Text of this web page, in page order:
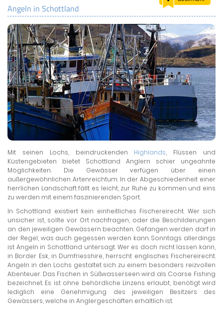
LERNCENTER
ENGLISCH
ENGLAND ZUHAUSE
BRITISH SHOP
Angeln in Schottland
Mit seinen Lochs, beindruckenden Highlands, Flüssen und
Küstengebieten bietet Schottland Anglern schier ungeahnte
Möglichkeiten. Die Gewässer verfügen über einen
außergewöhnlichen Artenreichtum. In der Abgeschiedenheit einer
herrlichen Landschaft fällt es leicht, zur Ruhe zu kommen und eins
zu werden mit einem faszinierenden Sport.
In Schottland existiert kein einheitliches Fischereirecht. Wer sich
unsicher ist, sollte vor Ort nachfragen, oder die Beschilderungen
an den jeweiligen Gewässern beachten. Gefangen werden darf in
der Regel, was auch gegessen werden kann. Sonntags allerdings
ist Angeln in Schottland untersagt. Wer es doch nicht lassen kann,
in Border Esk, in Dumfriesshire, herrscht englisches Fischereirecht.
Angeln in den Lochs gestaltet sich zu einem besonders reizvollen
Abenteuer. Das Fischen in Süßwasserseen wird als Coarse Fishing
bezeichnet. Es ist ohne behördliche Linzens erlaubt, benötigt wird
lediglich eine Genehmigung des jeweiligen Besitzers des
Gewässers, welche in Anglergeschäften erhältlich ist.